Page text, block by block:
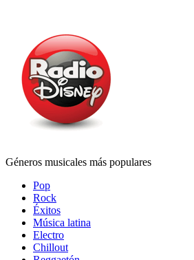
Géneros musicales más populares
Pop
Rock
Éxitos
Música latina
Electro
Chillout